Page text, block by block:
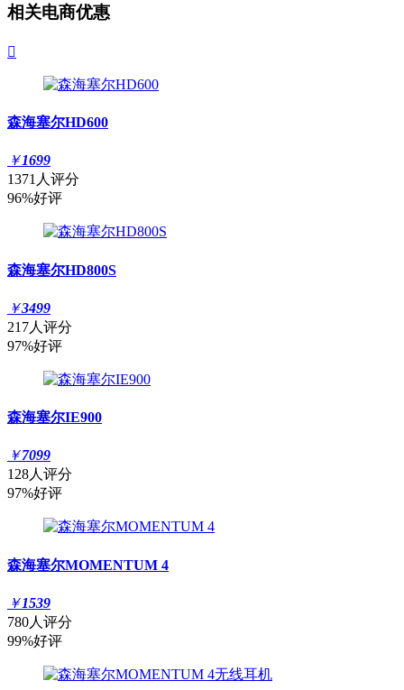
相关电商优惠

森海塞尔HD600
￥1699
1371人评分
96%好评
森海塞尔HD800S
￥3499
217人评分
97%好评
森海塞尔IE900
￥7099
128人评分
97%好评
森海塞尔MOMENTUM 4
￥1539
780人评分
99%好评